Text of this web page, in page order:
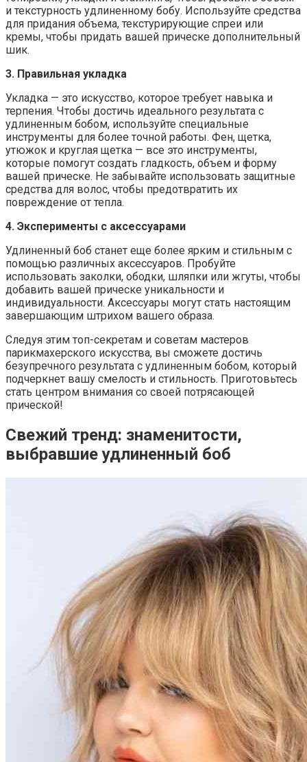
и текстурность удлиненному бобу. Используйте средства
для придания объема, текстурирующие спреи или
кремы, чтобы придать вашей прическе дополнительный
шик.
3. Правильная укладка
Укладка — это искусство, которое требует навыка и
терпения. Чтобы достичь идеального результата с
удлиненным бобом, используйте специальные
инструменты для более точной работы. Фен, щетка,
утюжок и круглая щетка — все это инструменты,
которые помогут создать гладкость, объем и форму
вашей прическе. Не забывайте использовать защитные
средства для волос, чтобы предотвратить их
повреждение от тепла.
4. Эксперименты с аксессуарами
Удлиненный боб станет еще более ярким и стильным с
помощью различных аксессуаров. Пробуйте
использовать заколки, ободки, шляпки или жгуты, чтобы
добавить вашей прическе уникальности и
индивидуальности. Аксессуары могут стать настоящим
завершающим штрихом вашего образа.
Следуя этим топ-секретам и советам мастеров
парикмахерского искусства, вы сможете достичь
безупречного результата с удлиненным бобом, который
подчеркнет вашу смелость и стильность. Приготовьтесь
стать центром внимания со своей потрясающей
прической!
Свежий тренд: знаменитости,
выбравшие удлиненный боб